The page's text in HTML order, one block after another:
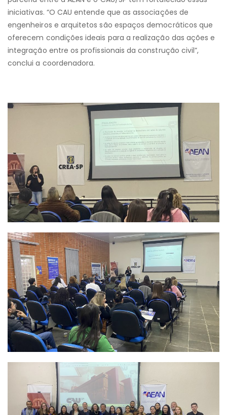
iniciativas. “O CAU entende que as associações de
engenheiros e arquitetos são espaços democráticos que
oferecem condições ideais para a realização das ações e
integração entre os profissionais da construção civil”,
conclui a coordenadora.